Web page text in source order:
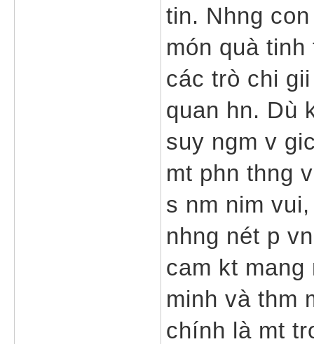
tin. Nhng
món quà
các trò chi
quan hn. Dù
suy ngm v
mt phn thng
s nm nim
nhng nét p
cam kt
minh và thm
chính là mt